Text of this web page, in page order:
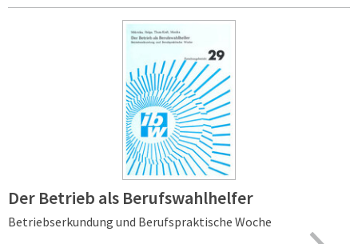
Der Betrieb als Berufswahlhelfer
Betriebserkundung und Berufspraktische Woche